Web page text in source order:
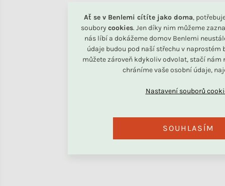
Ať se v Benlemi cítíte jako doma,
soubory cookies. Jen díky nim můžeme
nás líbí a dokážeme domov Benlemi
údaje budou pod naší střechu v naprostém
můžete zároveň kdykoliv odvolat, stačí nám
chráníme vaše osobní údaje,
SOUHLASÍM